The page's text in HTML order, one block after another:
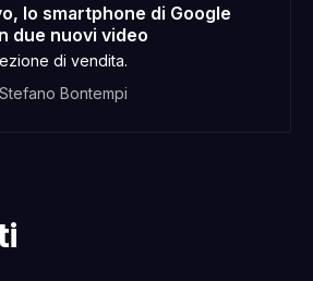
lo smartphone di Google
due nuovi video
di vendita.
Stefano Bontempi